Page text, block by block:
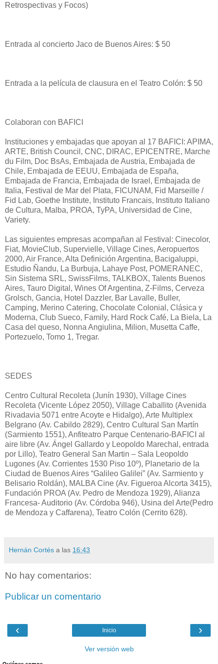
Retrospectivas y Focos)
Entrada al concierto Jaco de Buenos Aires: $ 50
Entrada a la película de clausura en el Teatro Colón: $ 50
Colaboran con BAFICI
Instituciones y embajadas que apoyan al 17 BAFICI: APIMA,
ARTE, British Council, CNC, DIRAC, EPICENTRE, Marche
du Film, Doc BsAs, Embajada de Austria, Embajada de
Chile, Embajada de EEUU, Embajada de España,
Embajada de Francia, Embajada de Israel, Embajada de
Italia, Festival de Mar del Plata, FICUNAM, Fid Marseille /
Fid Lab, Goethe Institute, Instituto Francais, Instituto Italiano
de Cultura, Malba, PROA, TyPA, Universidad de Cine,
Variety.
Las siguientes empresas acompañan al Festival: Cinecolor,
Fiat, MovieClub, Supervielle, Village Cines, Aeropuertos
2000, Air France, Alta Definición Argentina, Bacigaluppi,
Estudio Ñandu, La Burbuja, Lahaye Post, POMERANEC,
Sin Sistema SRL, SwissFilms, TALKBOX, Talents Buenos
Aires, Tauro Digital, Wines Of Argentina, Z-Films, Cerveza
Grolsch, Gancia, Hotel Dazzler, Bar Lavalle, Buller,
Camping, Merino Catering, Chocolate Colonial, Clásica y
Moderna, Club Sueco, Family, Hard Rock Café, La Biela, La
Casa del queso, Nonna Angiulina, Milion, Musetta Caffe,
Portezuelo, Tomo 1, Tregar.
SEDES
Centro Cultural Recoleta (Junín 1930), Village Cines
Recoleta (Vicente López 2050), Village Caballito (Avenida
Rivadavia 5071 entre Acoyte e Hidalgo), Arte Multiplex
Belgrano (Av. Cabildo 2829), Centro Cultural San Martín
(Sarmiento 1551), Anfiteatro Parque Centenario-BAFICI al
aire libre (Av. Ángel Gallardo y Leopoldo Marechal, entrada
por Lillo), Teatro General San Martin – Sala Leopoldo
Lugones (Av. Corrientes 1530 Piso 10º), Planetario de la
Ciudad de Buenos Aires “Galileo Galilei” (Av. Sarmiento y
Belisario Roldán), MALBA Cine (Av. Figueroa Alcorta 3415),
Fundación PROA (Av. Pedro de Mendoza 1929), Alianza
Francesa- Auditorio (Av. Córdoba 946), Usina del Arte(Pedro
de Mendoza y Caffarena), Teatro Colón (Cerrito 628).
Hernán Cortés a las 16:43
No hay comentarios:
Publicar un comentario
‹ ›
Inicio
Ver versión web